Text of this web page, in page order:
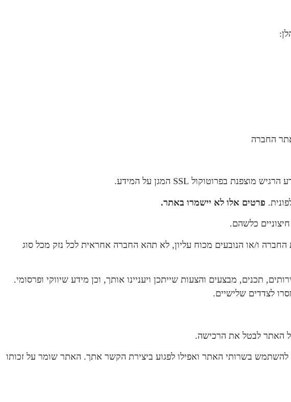
החברה
פרטים אלו לא יישמרו באתר.
כלשהם.
ו/או הנובעים מכוח עליון, לא תהא החברה אחראית לכל נזק מכל סוג
תכנים, מבצעים והצעות שייתכן ויעניינו אותך, וכן מידע שיווקי ופרסומי.
לצדדים שלישיים.
האתר לבטל את הרכישה.
להשתמש בשרותי האתר ואפילו לפגוע ביצירת הקשר אתך. האתר שומר על זכותו